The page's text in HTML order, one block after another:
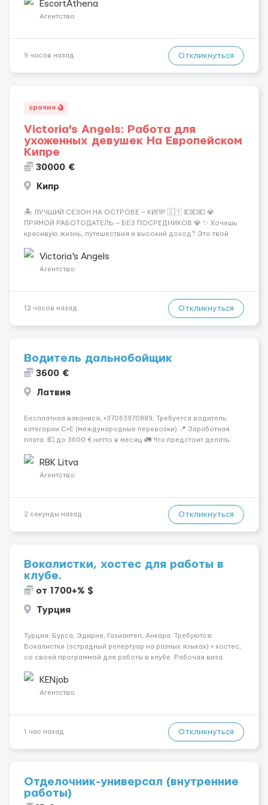
хорошие деньги 💶 — это предложение для тебя! 🔹
Требования: ✔️ Возраст от ...
EscortAthena
Агентство
9 часов назад Откликнуться
срочно
Victoria's Angels: Работа для
ухоженных девушек На Европейском
Кипре
30000 €
Кипр
🏝️ ЛУЧШИЙ СЕЗОН НА ОСТРОВЕ — КИПР 🇨🇾 💶💶💶 💎
ПРЯМОЙ РАБОТОДАТЕЛЬ — БЕЗ ПОСРЕДНИКОВ 💎 ✨ Хочешь
красивую жизнь, путешествия и высокий доход? Это твой
Опытная команда с годами практики — Стабильный поток
клиентов (без ...
Victoria's Angels
Агентство
12 часов назад Откликнуться
Водитель дальнобойщик
3600 €
Латвия
Бесплатная ваканися, +37063970889; Требуется водитель
категории C+E (международные перевозки) 📍 Заработная
плата: 💶 до 3600 € нетто в месяц 🚛 Что предстоит делать:
среднем 400–500 км в день. Погр...
RBK Litva
Агентство
2 секунды назад Откликнуться
Вокалистки, хостес для работы в
клубе.
от 1700+% $
Турция
Турция: Бурса, Эдирне, Газиантеп, Анкара. Требуются:
Вокалистки (эстрадный репертуар на разных языках) + хостеc,
со своей программой для работы в клубе. Рабочая виза.
одного до трех месяцев. Мед. страховка. Высокая зарплат...
KENjob
Агентство
1 час назад Откликнуться
Отделочник-универсал (внутренние
работы)